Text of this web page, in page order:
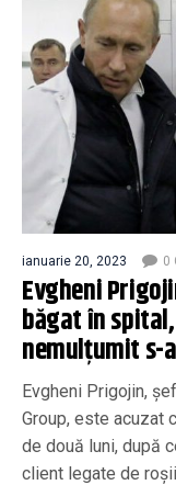
ianuarie 20, 2023 0
Evgheni
băgat în
nemulțumit s-
Evgheni Prigojin,
Group, este acuzat
de două luni, după
client legate de